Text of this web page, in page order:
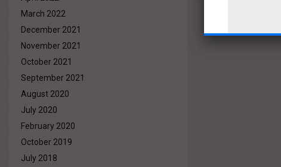
March 2022
December 2021
November 2021
October 2021
September 2021
August 2020
July 2020
February 2020
October 2019
July 2018